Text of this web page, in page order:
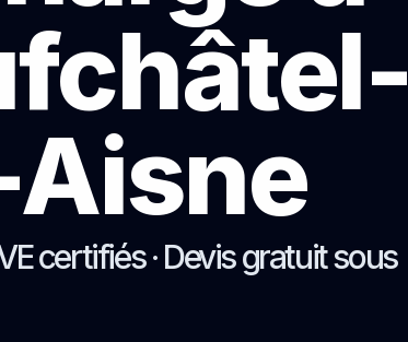
certifiés · Devis gratuit sous